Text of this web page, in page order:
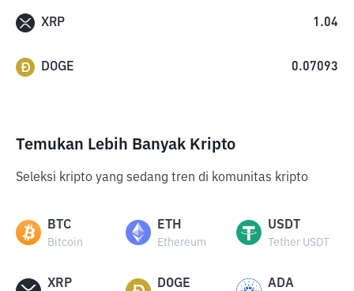
XRP 1.04
DOGE 0.07093
Temukan Lebih Banyak Kripto
Seleksi kripto yang sedang tren di komunitas kripto
BTC
Bitcoin
ETH
Ethereum
USDT
Tether USDT
XRP DOGE ADA